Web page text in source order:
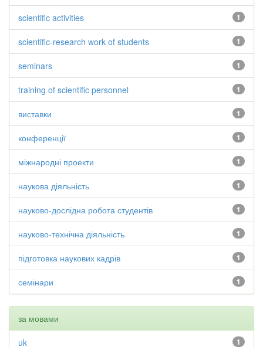
1
scientific activities
1
scientific-research work of students
1
seminars
1
training of scientific personnel
1
виставки
1
конференції
1
міжнародні проекти
1
наукова діяльність
1
науково-дослідна робота студентів
1
науково-технічна діяльність
1
підготовка наукових кадрів
1
семінари
за мовами
1
uk